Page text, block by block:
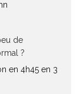
de
?
en 4h45 en 3